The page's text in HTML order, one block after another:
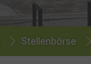
Stellenbörse